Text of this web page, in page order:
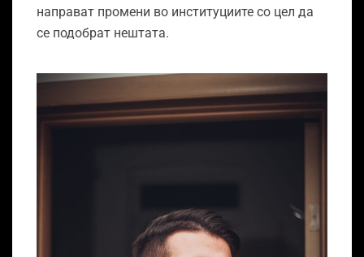
направат промени во институциите со цел да
се подобрат нештата.